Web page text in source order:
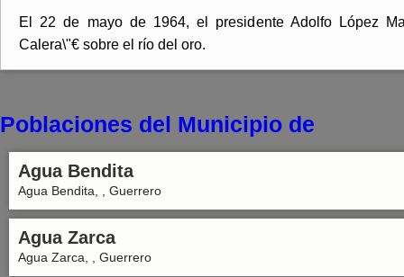
El 22 de mayo de 1964, el presidente Adolfo López
Calera\"€ sobre el río del oro.
Poblaciones del Municipio de
Agua Bendita
Agua Bendita, , Guerrero
Agua Zarca
Agua Zarca, , Guerrero